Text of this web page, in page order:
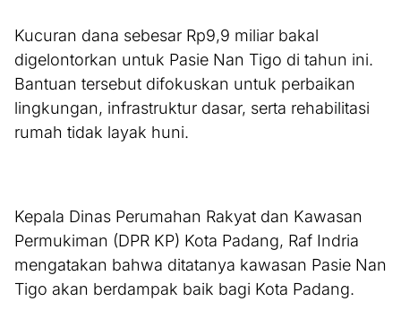
Kucuran dana sebesar Rp9,9 miliar bakal
digelontorkan untuk Pasie Nan Tigo di tahun ini.
Bantuan tersebut difokuskan untuk perbaikan
lingkungan, infrastruktur dasar, serta rehabilitasi
rumah tidak layak huni.
Kepala Dinas Perumahan Rakyat dan Kawasan
Permukiman (DPR KP) Kota Padang, Raf Indria
mengatakan bahwa ditatanya kawasan Pasie Nan
Tigo akan berdampak baik bagi Kota Padang.